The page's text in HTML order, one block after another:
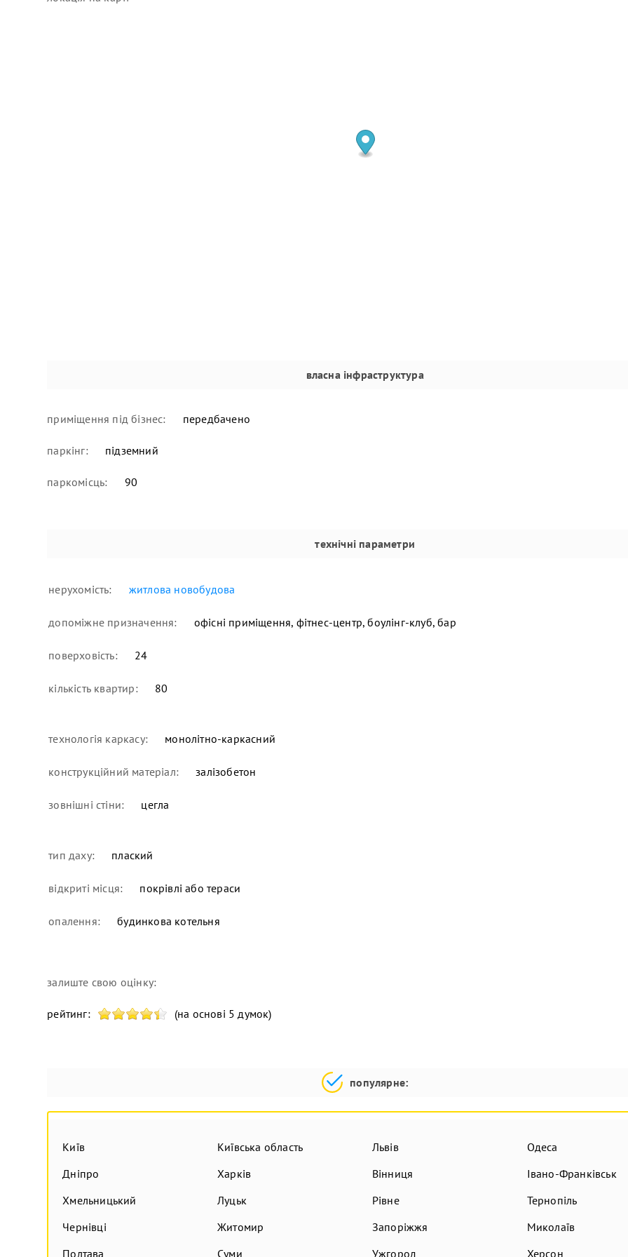
власна інфраструктура
приміщення під бізнес: передбачено
паркінг: підземний
паркомісць: 90
технічні параметри
нерухомість: житлова новобудова
допоміжне призначення: офісні приміщення, фітнес-центр, боулінг-клуб, бар
поверховість: 24
кількість квартир: 80
технологія каркасу: монолітно-каркасний
конструкційний матеріал: залізобетон
зовнішні стіни: цегла
тип даху: плаский
відкриті місця: покрівлі або тераси
опалення: будинкова котельня
залиште свою оцінку:
рейтинг: (на основі 5 думок)
популярне:
Київ Київська область Львів
Одеса
Дніпро
Харків Вінниця
Івано-Франківськ
Хмельницький
Луцьк Рівне
Тернопіль
Чернівці
Житомир Запоріжжя
Миколаїв
Полтава
Суми Ужгород Херсон